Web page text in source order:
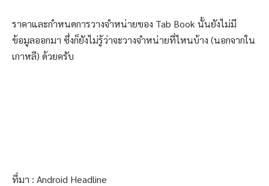
ราคาและกำหนดการวางจำหน่ายของ Tab Book นั้นยังไม่มี
ข้อมูลออกมา ซึ่งก็ยังไม่รู้ว่าจะวางจำหน่ายที่ไหนบ้าง (นอกจากใน
เกาหลี) ด้วยครับ
ที่มา : Android Headline